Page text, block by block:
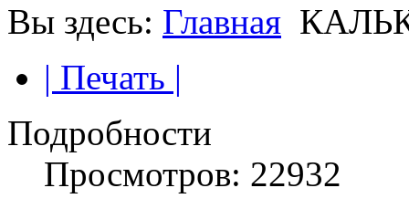
Вы здесь: Главная
| Печать |
Подробности
Просмотров: 22932